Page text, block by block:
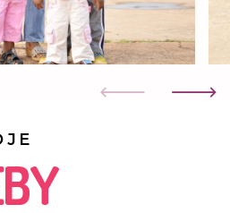
Zazwyczaj spędza czas
.